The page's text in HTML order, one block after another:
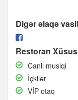
Digər əlaqə
Restoran
Canlı
musiqi
Canlı musiqi
İçkilər
İçkilər
VİP
VİP otaq